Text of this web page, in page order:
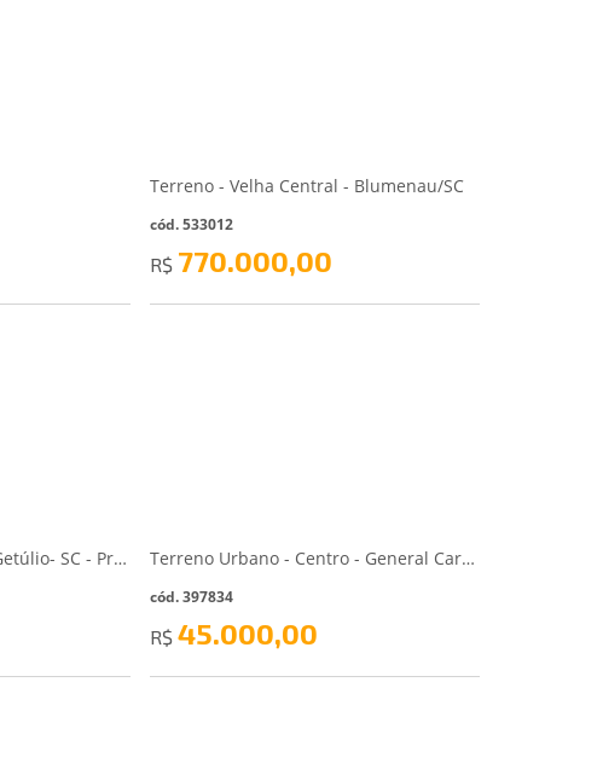
Terreno - Velha Central - Blumenau/SC
cód. 533012
R$ 770.000,00
Terreno em Presidente Getúlio- SC - Presidente Getúlio/SC Terreno Urbano - Centro - General Carneiro/PR
cód. 397834
R$ 45.000,00